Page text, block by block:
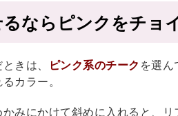
ならピンクをチョ
きは、 ピンク系のチーク を選
カラー。
みにかけて斜めに入れると、リ